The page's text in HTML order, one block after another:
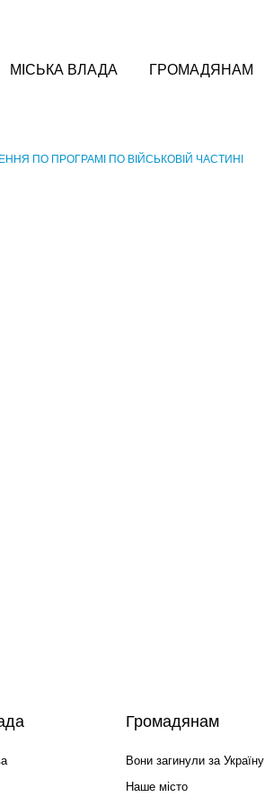
МІСЬКА ВЛАДА ГРОМАДЯНАМ
ПО ПРОГРАМІ ПО ВІЙСЬКОВІЙ ЧАСТИНІ
Громадянам
Вони загинули за Україну
Наше місто